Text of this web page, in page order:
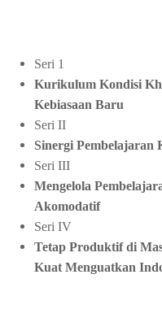
Seri 1
Kurikulum Kondisi
Kebiasaan Baru
Seri II
Sinergi Pembelajaran
Seri III
Mengelola
Akomodatif
Seri IV
Tetap Produktif di
Kuat Menguatkan